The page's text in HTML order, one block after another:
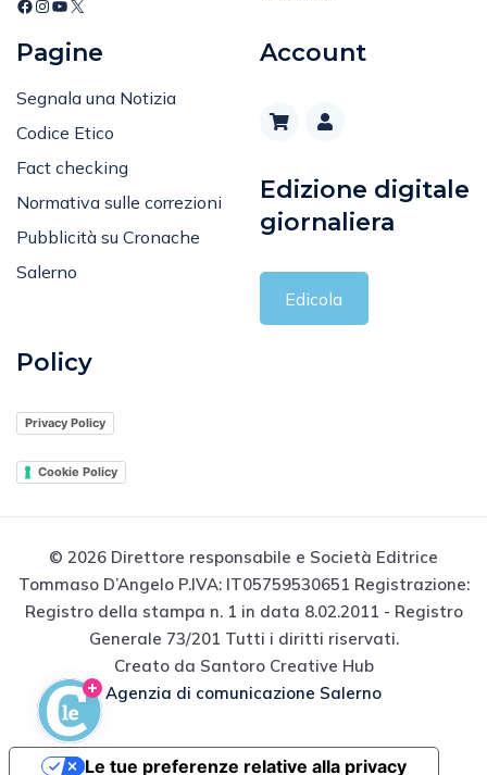
Pagine
Segnala una Notizia
Codice Etico
Fact checking
Normativa sulle correzioni
Pubblicità su Cronache
Salerno
Account
Edizione digitale
giornaliera
Edicola
Policy
Privacy Policy
Cookie Policy
© 2026 Direttore responsabile e Società Editrice
Tommaso D’Angelo P.IVA: IT05759530651 Registrazione:
Registro della stampa n. 1 in data 8.02.2011 - Registro
Generale 73/201 Tutti i diritti riservati.
Creato da Santoro Creative Hub
Agenzia di comunicazione Salerno
Le tue preferenze relative alla privacy